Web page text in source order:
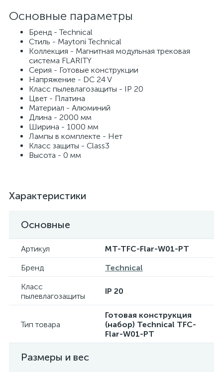
Основные параметры
Бренд - Technical
Стиль - Maytoni Technical
Коллекция - Магнитная модульная трековая
система FLARITY
Серия - Готовые конструкции
Напряжение - DC 24 V
Класс пылевлагозащиты - IP 20
Цвет - Платина
Материал - Алюминий
Длина - 2000 мм
Ширина - 1000 мм
Лампы в комплекте - Нет
Класс защиты - Class3
Высота - 0 мм
Характеристики
Основные
Артикул
MT-TFC-Flar-W01-PT
Бренд
Technical
Класс
пылевлагозащиты
IP 20
Тип товара
Готовая конструкция
(набор) Technical TFC-
Flar-W01-PT
Размеры и вес